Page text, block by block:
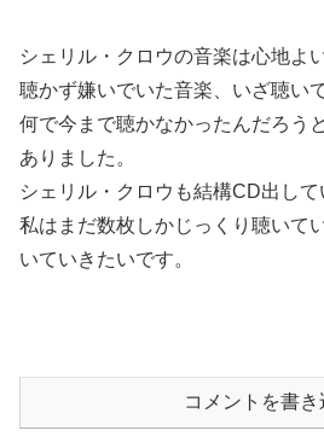
シェリル・クロウの音楽は心地よ
聴かず嫌いでいた音楽、いざ聴い
何で今まで聴かなかったんだろう
ありました。
シェリル・クロウも結構CD出して
私はまだ数枚しかじっくり聴いて
いていきたいです。
コメントを書き